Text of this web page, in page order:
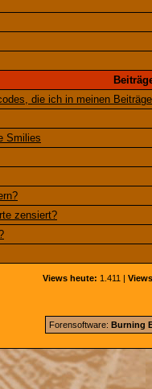
die ich in meinen
Smilies
zensiert?
Views heute: 1.411 |
Forensoftware: Burning